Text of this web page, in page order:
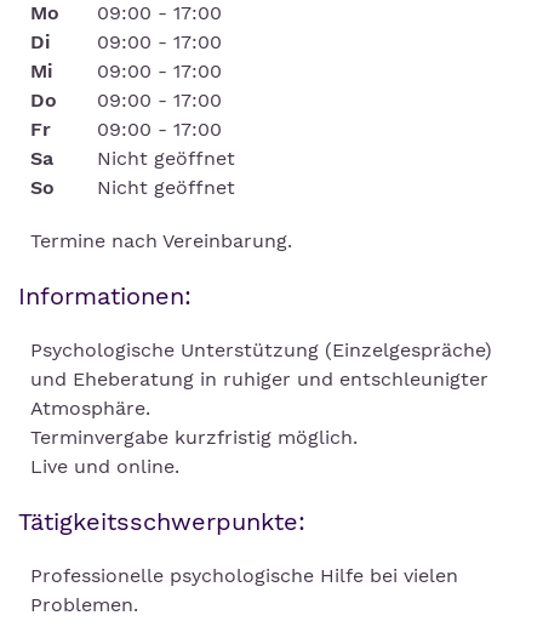
Mo
09:00 - 17:00
Di
09:00 - 17:00
Mi
09:00 - 17:00
Do
09:00 - 17:00
Fr
09:00 - 17:00
Sa
Nicht geöffnet
So
Nicht geöffnet
Termine nach Vereinbarung.
Informationen:
Psychologische Unterstützung (Einzelgespräche)
und Eheberatung in ruhiger und entschleunigter
Atmosphäre.
Terminvergabe kurzfristig möglich.
Live und online.
Tätigkeitsschwerpunkte:
Professionelle psychologische Hilfe bei vielen
Problemen.